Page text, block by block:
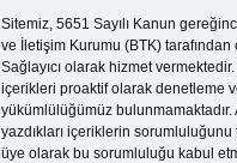
Sitemiz, 5651 Sayılı Kanun
ve İletişim Kurumu (BTK) tarafından
Sağlayıcı olarak hizmet
içerikleri proaktif olarak denetleme
yükümlülüğümüz
yazdıkları içeriklerin sorumluluğunu
üye olarak bu sorumluluğu kabul